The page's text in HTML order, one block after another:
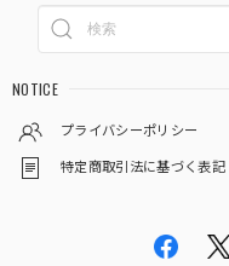
がござました
い。どうぞ宜し
2025/04/03
娘の節句のときに同じ
NOTICE
プライバシーポリシー
特定商取引法に基づく表記